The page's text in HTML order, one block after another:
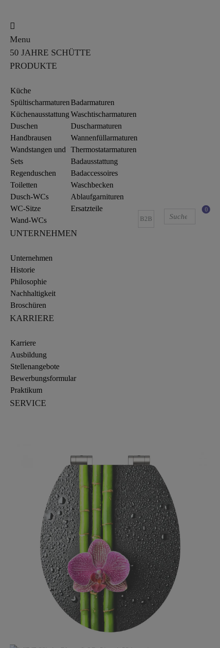
Menu
50 JAHRE SCHÜTTE
PRODUKTE
Küche
Spültischarmaturen
Küchenausstattung
Duschen
Handbrausen
Wandstangen und
Sets
Regenduschen
Toiletten
Dusch-WCs
WC-Sitze
Wand-WCs
Badarmaturen
Waschtischarmaturen
Duscharmaturen
Wannenfüllarmaturen
Thermostatarmaturen
Badausstattung
Badaccessoires
Waschbecken
Ablaufgarnituren
Ersatzteile
UNTERNEHMEN
Unternehmen
Historie
Philosophie
Nachhaltigkeit
Broschüren
KARRIERE
Karriere
Ausbildung
Stellenangebote
Bewerbungsformular
Praktikum
SERVICE
B2B
0